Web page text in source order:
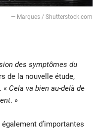
— Marques / Shutterstock.com
des symptômes du
de la nouvelle étude,
. « Cela va bien au-delà de
. »
d’importantes